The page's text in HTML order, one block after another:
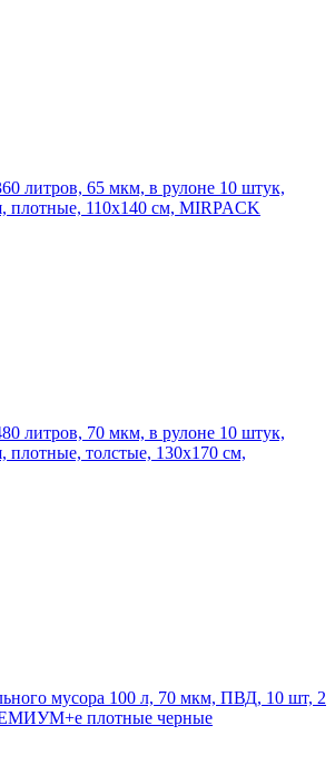
литров, 65 мкм, в рулоне 10 штук,
плотные, 110х140 см, MIRPACK
литров, 70 мкм, в рулоне 10 штук,
толстые, 130х170 см,
мусора 100 л, 70 мкм, ПВД, 10 шт, 2
плотные черные